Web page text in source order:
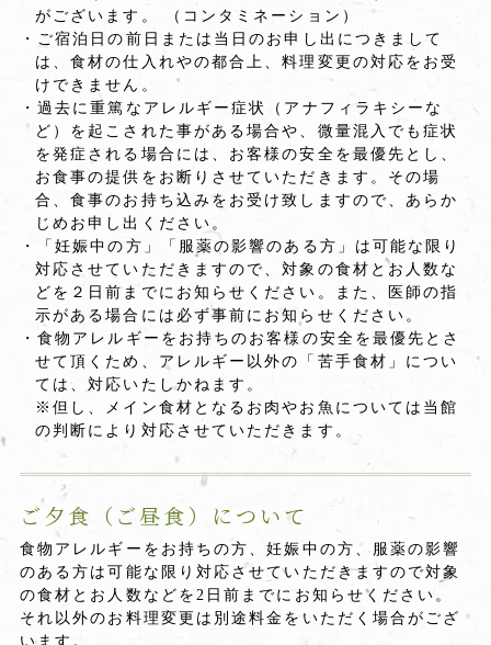
がございます。 （コンタミネーション）
・ご宿泊日の前日または当日のお申し出につきまして
は、食材の仕入れやの都合上、料理変更の対応をお受
けできません。
・過去に重篤なアレルギー症状（アナフィラキシーな
ど）を起こされた事がある場合や、微量混入でも症状
を発症される場合には、お客様の安全を最優先とし、
お食事の提供をお断りさせていただきます。その場
合、食事のお持ち込みをお受け致しますので、あらか
じめお申し出ください。
・「妊娠中の方」「服薬の影響のある方」は可能な限り
対応させていただきますので、対象の食材とお人数な
どを２日前までにお知らせください。また、医師の指
示がある場合には必ず事前にお知らせください。
・食物アレルギーをお持ちのお客様の安全を最優先とさ
せて頂くため、アレルギー以外の「苦手食材」につい
ては、対応いたしかねます。
※但し、メイン食材となるお肉やお魚については当館
の判断により対応させていただきます。
ご夕食（ご昼食）について
食物アレルギーをお持ちの方、妊娠中の方、服薬の影響
のある方は可能な限り対応させていただきますので対象
の食材とお人数などを2日前までにお知らせください。
それ以外のお料理変更は別途料金をいただく場合がござ
います。